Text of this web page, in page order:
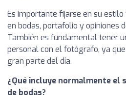
Es importante fijarse en su
en bodas, portafolio y opiniones
También es fundamental tener
personal con el fotógrafo, ya
gran parte del día.
¿Qué incluye normalmente el
de bodas?